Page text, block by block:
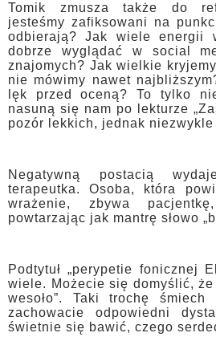
Tomik zmusza także do
jesteśmy zafiksowani na
odbierają? Jak wiele energii
dobrze wyglądać w social
znajomych? Jak wielkie
nie mówimy nawet
lęk przed oceną? To tylko
nasuną się nam po lekturze
pozór lekkich, jednak niezwykle
Negatywną postacią
terapeutka. Osoba, która
wrażenie, zbywa
powtarzając jak mantrę słowo
Podtytuł „perypetie fonicznej
wiele. Możecie się domyślić, że
wesoło”. Taki trochę
zachowacie odpowiedni
świetnie się bawić, czego